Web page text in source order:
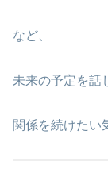
など、
未来の予定を話
関係を続けたい